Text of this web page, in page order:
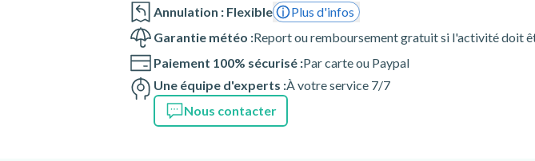
Annulation : Flexible
Plus d'infos
Garantie météo :Report ou remboursement gratuit si l'activité doit
Paiement 100% sécurisé :Par carte ou Paypal
Une équipe d'experts :À votre service 7/7
Nous contacter